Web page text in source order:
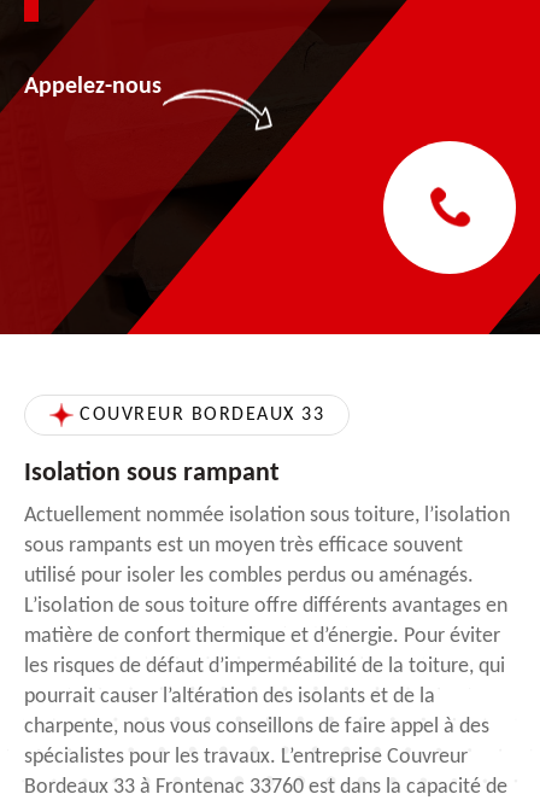
Appelez-nous
COUVREUR BORDEAUX 33
Isolation sous rampant
Actuellement nommée isolation sous toiture, l’isolation
sous rampants est un moyen très efficace souvent
utilisé pour isoler les combles perdus ou aménagés.
L’isolation de sous toiture offre différents avantages en
matière de confort thermique et d’énergie. Pour éviter
les risques de défaut d’imperméabilité de la toiture, qui
pourrait causer l’altération des isolants et de la
charpente, nous vous conseillons de faire appel à des
spécialistes pour les travaux. L’entreprise Couvreur
Bordeaux 33 à Frontenac 33760 est dans la capacité de